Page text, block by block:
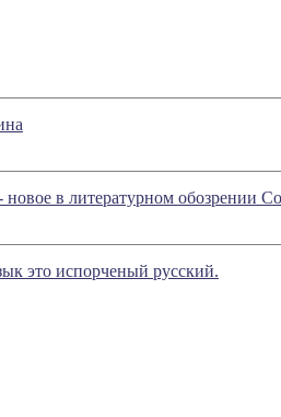
в литературном обозрении
это испорченый русский.